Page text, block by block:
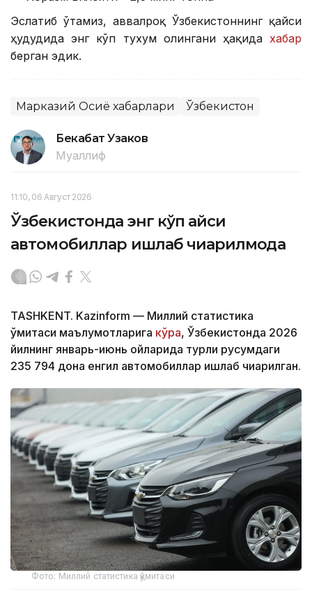
Эслатиб ўтамиз, аввалроқ Ўзбекистоннинг қайси
ҳудудида энг кўп тухум олингани ҳақида хабар
берган эдик.
Марказий Осиё хабарлари Ўзбекистон
Бекабат Узаков
Муаллиф
11:10, 06 Август 2026
Ўзбекистонда энг кўп қайси
автомобиллар ишлаб чиқарилмоқда
TASHKENT. Kazinform — Миллий статистика
қўмитаси маълумотларига кўра, Ўзбекистонда 2026
йилнинг январь-июнь ойларида турли русумдаги
235 794 дона енгил автомобиллар ишлаб чиқарилган.
Фото: Миллий статистика қўмитаси